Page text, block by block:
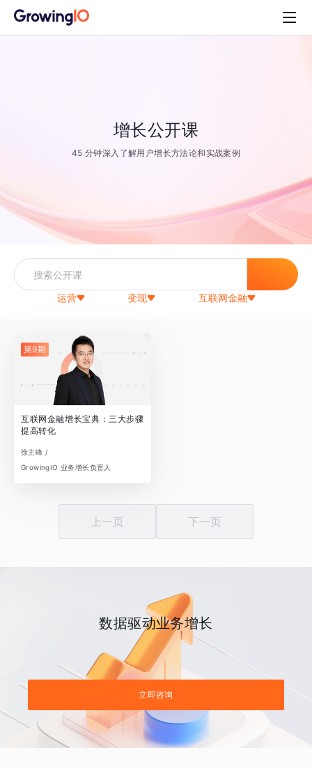
增长公开课
45 分钟深入了解用户增长方法论和实战案例
运营 变现 互联网金融
第9期
互联网金融增长宝典：三大步骤
提高转化
徐主峰 /
GrowingIO 业务增长负责人
上一页 下一页
数据驱动业务增长
立即咨询